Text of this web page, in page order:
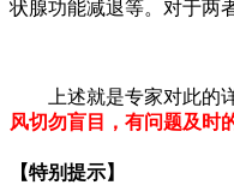
状腺功能减退等。对于两
上述就是专家对此的详
风切勿盲目，有问题及时
【特别提示】